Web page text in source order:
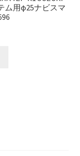
ム用φ25ナビスマ